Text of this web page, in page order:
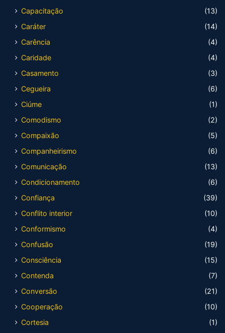
Capacitação
(13)
Caráter
(14)
Carência
(4)
Caridade
(4)
Casamento
(3)
Cegueira
(6)
Ciúme
(1)
Comodismo
(2)
Compaixão
(5)
Companheirismo
(6)
Comunicação
(13)
Condicionamento
(6)
Confiança
(39)
Conflito interior
(10)
Conformismo
(4)
Confusão
(19)
Consciência
(15)
Contenda
(7)
Conversão
(21)
Cooperação
(10)
Cortesia
(1)